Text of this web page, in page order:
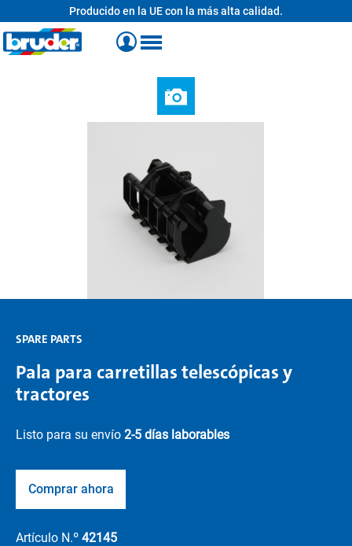
Producido en la UE con la más alta calidad.
SPARE PARTS
Pala para carretillas telescópicas y
tractores
Listo para su envío 2-5 días laborables
Comprar ahora
Artículo N.º 42145